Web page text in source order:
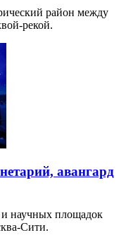
район между
рекой.
авангард
и научных площадок
Сити.